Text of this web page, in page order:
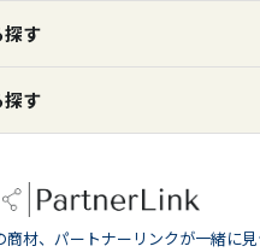
探す
探す
材、パートナーリンクが一緒に見